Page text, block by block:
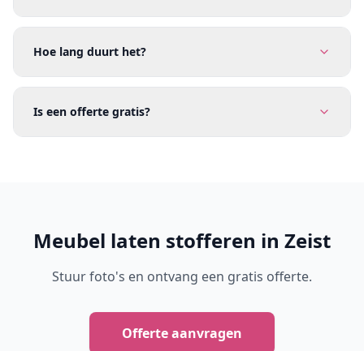
Hoe lang duurt het?
Is een offerte gratis?
Meubel laten stofferen in Zeist
Stuur foto's en ontvang een gratis offerte.
Offerte aanvragen